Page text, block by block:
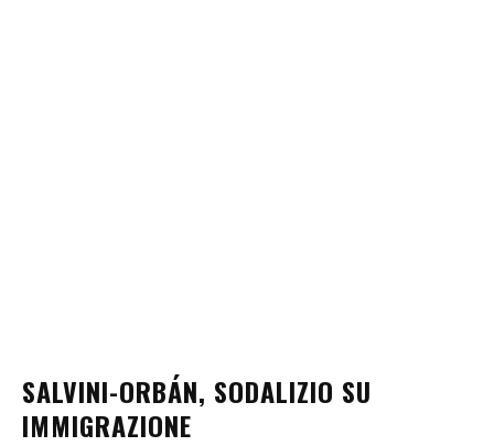
SALVINI-ORBÁN, SODALIZIO SU
IMMIGRAZIONE